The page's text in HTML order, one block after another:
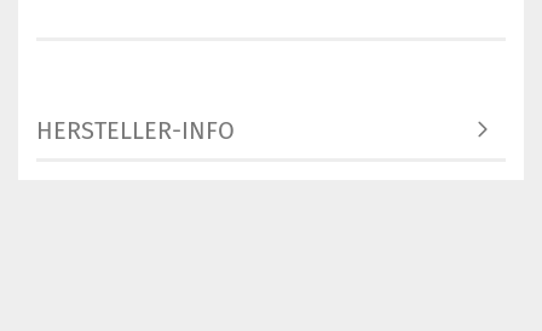
HERSTELLER-INFO